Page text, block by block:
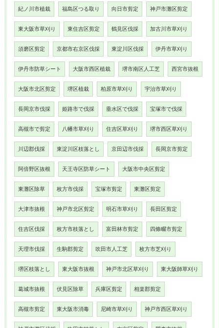
紀ノ川市植栽 福島区つる取り 向日市剪定 神戸市灘区剪定
東大阪市草刈り 東住吉区剪定 鶴見区伐採 加古川市草刈り
須磨区剪定 京都市右京区伐採 東淀川区伐採 伊丹市草刈り
伊丹市防草シート 大阪市西区植栽 堺市南区人工芝 西宮市抜根
大阪市北区剪定 堺区植栽 柏原市草刈り 宇治市草刈り
長岡京市伐採 姫路市で伐採 垂水区で伐採 宝塚市で伐採
高槻市で剪定 八幡市草刈り 住吉区草刈り 堺市西区草刈り
川辺郡伐採 東淀川区枝落とし 京田辺市伐採 長岡京市剪定
阿倍野区抜根 天王寺区防草シート 大阪市中央区剪定
東灘区除草 枚方市伐採 宝塚市剪定 東灘区剪定
大津市抜根 神戸市北区剪定 明石市草刈り 長田区剪定
住吉区伐採 枚方市枝落とし 富田林市剪定 四條畷市剪定
天理市伐採 生駒郡剪定 吹田市人工芝 枚方市芝刈り
堺区枝落とし 東大阪市抜根 神戸市北区草刈り 東大阪師草刈り
葛城市抜根 伏見区除草 兵庫区剪定 相楽郡剪定
高槻市剪定 東大阪市消毒 尼崎市草刈り 神戸市西区草刈り